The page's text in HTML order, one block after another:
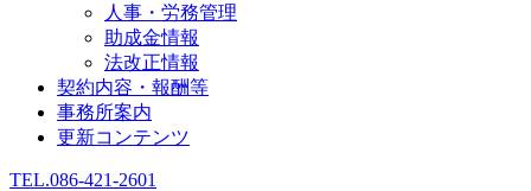
人事・労務管理
助成金情報
法改正情報
契約内容・報酬等
事務所案内
更新コンテンツ
TEL.086-421-2601